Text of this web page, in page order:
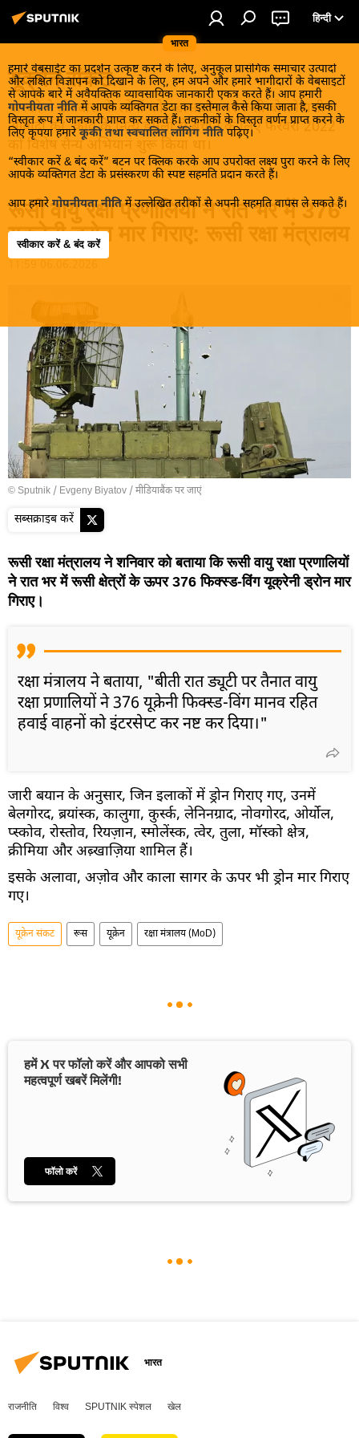
भारत
हिन्दी
हमारे वेबसाईट का प्रदर्शन उत्कृष्ट करने के लिए, अनुकूल प्रासंगिक समाचार उत्पादों
और लक्षित विज्ञापन को दिखाने के लिए, हम अपने और हमारे भागीदारों के वेबसाइटों
से आपके बारे में अवैयक्तिक व्यावसायिक जानकारी एकत्र करते हैं। आप हमारी
गोपनीयता नीति में आपके व्यक्तिगत डेटा का इस्तेमाल कैसे किया जाता है, इसकी
विस्तृत रूप में जानकारी प्राप्त कर सकते हैं। तकनीकों के विस्तृत वर्णन प्राप्त करने के
लिए कृपया हमारे कूकी तथा स्वचालित लॉगिंग नीति पढ़िए।
“स्वीकार करें & बंद करें” बटन पर क्लिक करके आप उपरोक्त लक्ष्य पुरा करने के लिए
आपके व्यक्तिगत डेटा के प्रसंस्करण की स्पष्ट सहमति प्रदान करते हैं।
आप हमारे गोपनीयता नीति में उल्लेखित तरीकों से अपनी सहमति वापस ले सकते हैं।
स्वीकार करें & बंद करें
यूक्रेन संकट
मास्को ने डोनबास के लोगों को, खास तौर पर रूसी बोलनेवाली
आबादी को, कीव के नित्य हमलों से बचाने के लिए फरवरी 2022
को विशेष सैन्य अभियान शुरू किया था।
रूसी वायु रक्षा प्रणालियों ने रात भर में 376
यूक्रेनी ड्रोन मार गिराए: रूसी रक्षा मंत्रालय
© Sputnik / Evgeny Biyatov /मीडियाबैंक पर जाएं
सब्सक्राइब करें
रूसी रक्षा मंत्रालय ने शनिवार को बताया कि रूसी वायु रक्षा प्रणालियों
ने रात भर में रूसी क्षेत्रों के ऊपर 376 फिक्स्ड-विंग यूक्रेनी ड्रोन मार
गिराए।
रक्षा मंत्रालय ने बताया, "बीती रात ड्यूटी पर तैनात वायु
रक्षा प्रणालियों ने 376 यूक्रेनी फिक्स्ड-विंग मानव रहित
हवाई वाहनों को इंटरसेप्ट कर नष्ट कर दिया।"
जारी बयान के अनुसार, जिन इलाकों में ड्रोन गिराए गए, उनमें
बेलगोरद, ब्रयांस्क, कालुगा, कुर्स्क, लेनिनग्राद, नोवगोरद, ओर्योल,
प्स्कोव, रोस्तोव, रियज़ान, स्मोलेंस्क, त्वेर, तुला, मॉस्को क्षेत्र,
क्रीमिया और अब़्खाज़िया शामिल हैं।
इसके अलावा, अज़ोव और काला सागर के ऊपर भी ड्रोन मार गिराए
गए।
यूक्रेन संकट रूस यूक्रेन रक्षा मंत्रालय (MoD)
हमें X पर फॉलो करें और आपको सभी
महत्वपूर्ण खबरें मिलेंगी!
फॉलो करें
भारत
राजनीति विश्व SPUTNIK स्पेशल खेल